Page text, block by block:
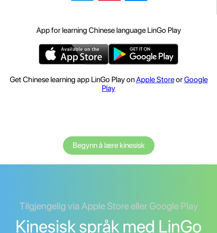
App for learning Chinese language LinGo Play
Get Chinese learning app LinGo Play onApple StoreorGoogle
Play
Begynn å lære kinesisk
Tilgjengelig via Apple Store eller Google Play
Kinesisk språk med LinGo